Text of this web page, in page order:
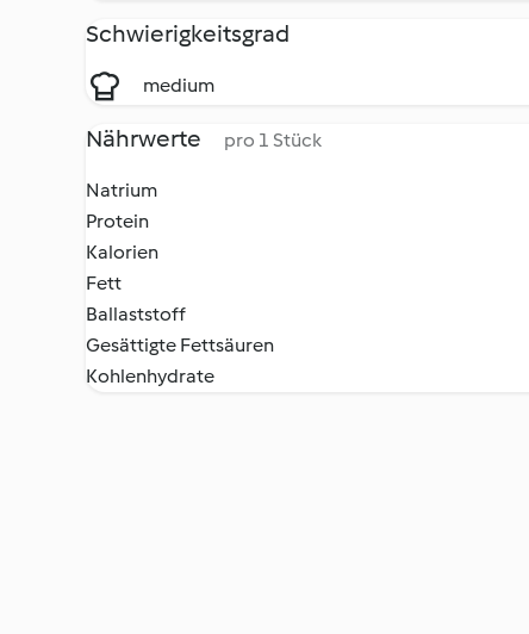
Schwierigkeitsgrad
medium
Nährwerte pro 1 Stück
Natrium
Protein
Kalorien
Fett
Ballaststoff
Gesättigte Fettsäuren
Kohlenhydrate